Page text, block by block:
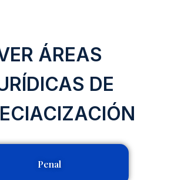
ÁREAS
DE
Penal